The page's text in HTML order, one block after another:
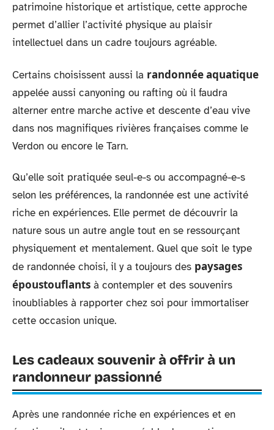
patrimoine historique et artistique, cette approche
permet d’allier l’activité physique au plaisir
intellectuel dans un cadre toujours agréable.
Certains choisissent aussi la randonnée aquatique
appelée aussi canyoning ou rafting où il faudra
alterner entre marche active et descente d’eau vive
dans nos magnifiques rivières françaises comme le
Verdon ou encore le Tarn.
Qu’elle soit pratiquée seul-e-s ou accompagné-e-s
selon les préférences, la randonnée est une activité
riche en expériences. Elle permet de découvrir la
nature sous un autre angle tout en se ressourçant
physiquement et mentalement. Quel que soit le type
de randonnée choisi, il y a toujours des paysages
époustouflants à contempler et des souvenirs
inoubliables à rapporter chez soi pour immortaliser
cette occasion unique.
Les cadeaux souvenir à offrir à un
randonneur passionné
Après une randonnée riche en expériences et en